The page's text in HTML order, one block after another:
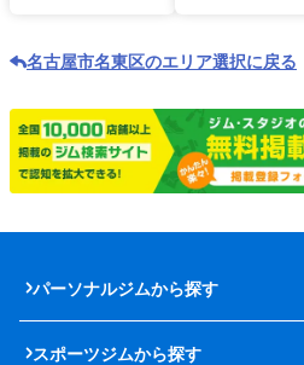
名古屋市名東区のエリア選択に戻る
パーソナルジムから探す
スポーツジムから探す